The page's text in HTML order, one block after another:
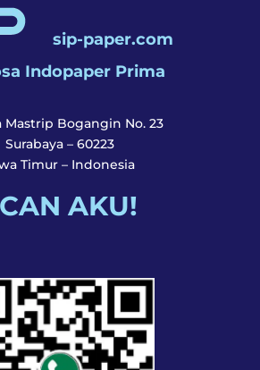
sip-paper.com
Indopaper Prima
Mastrip Bogangin No. 23
Surabaya – 60223
Timur – Indonesia
AKU!